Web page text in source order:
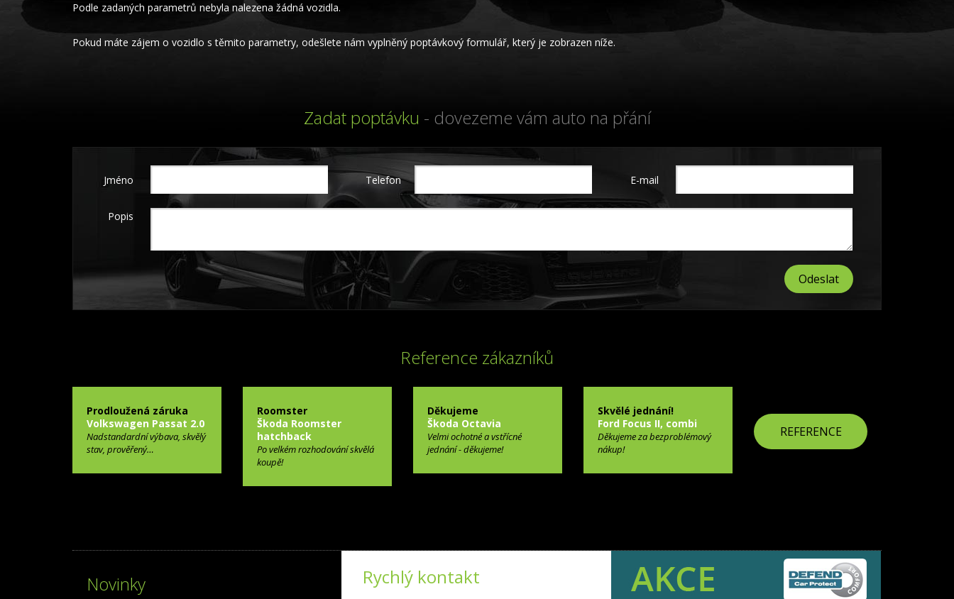
Podle zadaných parametrů nebyla nalezena žádná vozidla.
Pokud máte zájem o vozidlo s těmito parametry, odešlete nám vyplněný poptávkový formulář, který je zobrazen níže.
Zadat poptávku - dovezeme vám auto na přání
Jméno Telefon E-mail
Popis
Reference zákazníků
Prodloužená záruka
Volkswagen Passat 2.0
Nadstandardní výbava, skvělý
stav, prověřený…
Roomster
Škoda Roomster
hatchback
Po velkém rozhodování skvělá
koupě!
Děkujeme
Škoda Octavia
Velmi ochotné a vstřícné
jednání - děkujeme!
Skvělé jednání!
Ford Focus II, combi
Děkujeme za bezproblémový
nákup!
REFERENCE
Novinky Rychlý kontakt